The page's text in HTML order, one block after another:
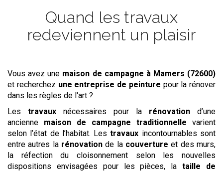
Quand les travaux
redeviennent un plaisir
Vous avez une maison de campagne à Mamers (72600)
et recherchez une entreprise de peinture pour la rénover
dans les règles de l'art ?
Les travaux nécessaires pour la rénovation d’une
ancienne maison de campagne traditionnelle varient
selon l’état de l’habitat. Lestravaux incontournables sont
entre autres la rénovation de la couverture et des murs,
la réfection du cloisonnement selon les nouvelles
dispositions envisagées pour les pièces, lataille de